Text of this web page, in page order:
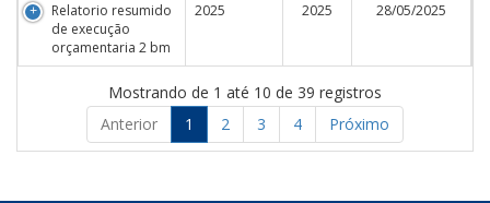
Relatorio resumido
de execução
orçamentaria 2 bm
2025 2025 28/05/2025
Mostrando de 1 até 10 de 39 registros
Anterior
1 2 3 4 Próximo